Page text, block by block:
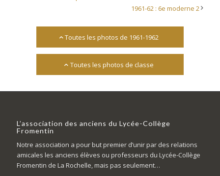
1961-62 : 6e moderne 2
Toutes les photos de 1961-1962
Toutes les photos de classe
L’association des anciens du Lycée-Collège
Fromentin
Notre association a pour but premier d’unir par des relations
amicales les anciens élèves ou professeurs du Lycée-Collège
Fromentin de La Rochelle, mais pas seulement…